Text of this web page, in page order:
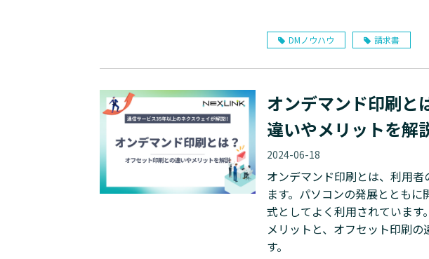
DMノウハウ 請求書
オンデマンド印刷と
違いやメリットを解
2024-06-18
オンデマンド印刷とは、利用
ます。パソコンの発展ととも
式としてよく利用されていま
メリットと、オフセット印刷
す。